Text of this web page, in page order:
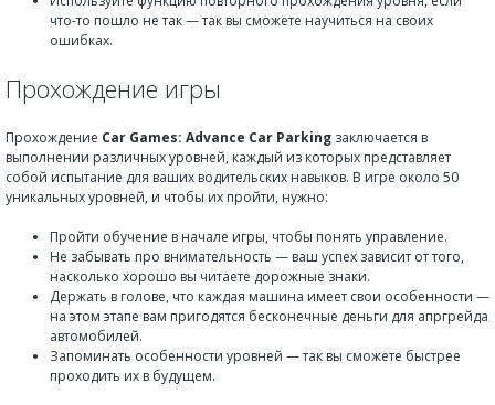
что-то пошло не так — так вы сможете научиться на своих
ошибках.
Прохождение игры
Прохождение Car Games: Advance Car Parking заключается в
выполнении различных уровней, каждый из которых представляет
собой испытание для ваших водительских навыков. В игре около 50
уникальных уровней, и чтобы их пройти, нужно:
Пройти обучение в начале игры, чтобы понять управление.
Не забывать про внимательность — ваш успех зависит от того,
насколько хорошо вы читаете дорожные знаки.
Держать в голове, что каждая машина имеет свои особенности —
на этом этапе вам пригодятся бесконечные деньги для апргрейда
автомобилей.
Запоминать особенности уровней — так вы сможете быстрее
проходить их в будущем.